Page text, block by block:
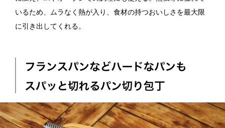
いるため、ムラなく熱が入り、食材の持つおいしさを最大限
に引き出してくれる。